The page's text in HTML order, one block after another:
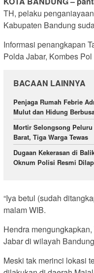
TH, pelaku
Kabupaten Bandung
Informasi penangkapan
Polda Jabar, Kombes
BACAAN LAINNYA
Penjaga Rumah Febrie
Mulut dan Hidung
Mortir Selongsong
Barat, Tiga Warga Tewas
Dugaan Kekerasan di
Oknum Polisi Resmi
“Iya betul (sudah
malam WIB.
Hendra
Jabar di wilayah
Meski tak merinci lokasi